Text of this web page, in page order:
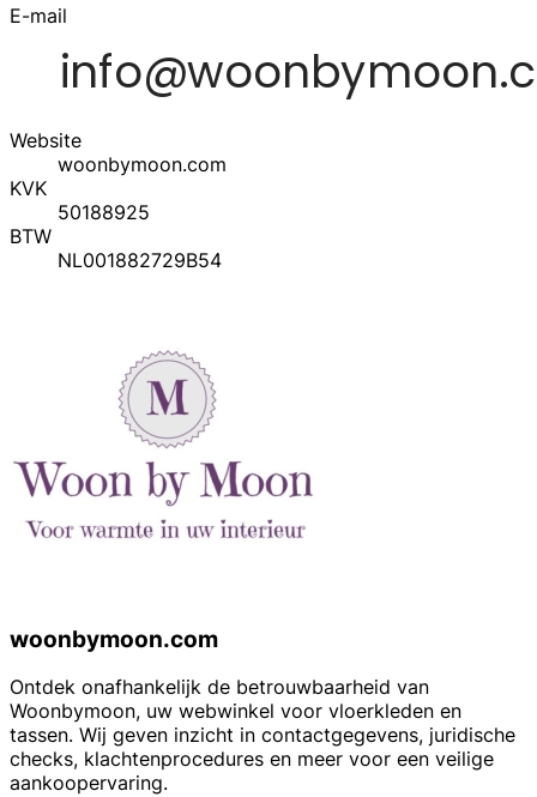
E-mail
Website
woonbymoon.com
KVK
50188925
BTW
NL001882729B54
woonbymoon.com
Ontdek onafhankelijk de betrouwbaarheid van
Woonbymoon, uw webwinkel voor vloerkleden en
tassen. Wij geven inzicht in contactgegevens, juridische
checks, klachtenprocedures en meer voor een veilige
aankoopervaring.